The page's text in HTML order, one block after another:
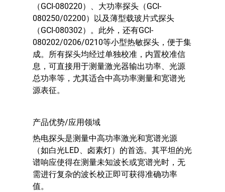
（GCI-080220）、大功率探头（GCI-
080250/02200）以及薄型载玻片式探头
（GCI-080302）。此外，还有GCI-
080202/0206/0210等小型热敏探头，便于集
成。所有探头均经过单独校准，内置校准信
息，可直接用于测量激光器输出功率、光源
总功率等，尤其适合中高功率测量和宽谱光
源表征。
​产品优势/应用领域​
热电探头是测量中高功率激光和宽谱光源
（如白光LED、卤素灯）的首选。其平坦的光
谱响应使得在测量未知波长或宽谱光时，无
需进行复杂的波长校正即可获得准确功率
值。